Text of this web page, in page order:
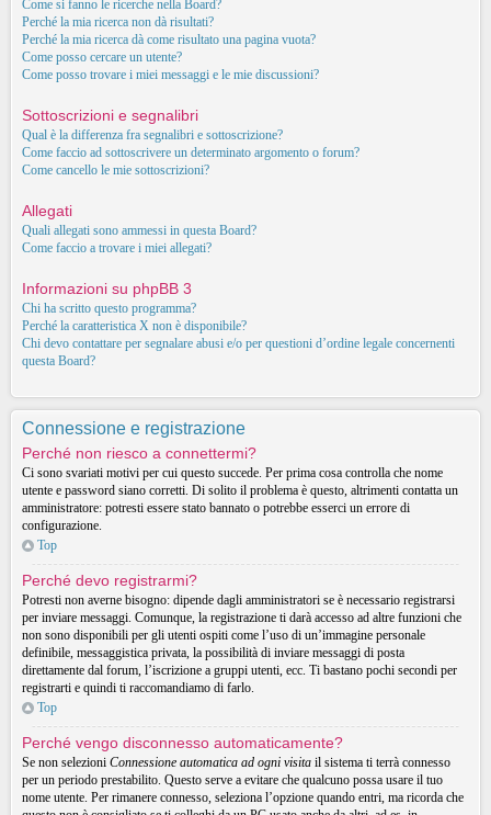
Come si fanno le ricerche nella Board?
Perché la mia ricerca non dà risultati?
Perché la mia ricerca dà come risultato una pagina vuota?
Come posso cercare un utente?
Come posso trovare i miei messaggi e le mie discussioni?
Sottoscrizioni e segnalibri
Qual è la differenza fra segnalibri e sottoscrizione?
Come faccio ad sottoscrivere un determinato argomento o forum?
Come cancello le mie sottoscrizioni?
Allegati
Quali allegati sono ammessi in questa Board?
Come faccio a trovare i miei allegati?
Informazioni su phpBB 3
Chi ha scritto questo programma?
Perché la caratteristica X non è disponibile?
Chi devo contattare per segnalare abusi e/o per questioni d’ordine legale concernenti
questa Board?
Connessione e registrazione
Perché non riesco a connettermi?
Ci sono svariati motivi per cui questo succede. Per prima cosa controlla che nome
utente e password siano corretti. Di solito il problema è questo, altrimenti contatta un
amministratore: potresti essere stato bannato o potrebbe esserci un errore di
configurazione.
Top
Perché devo registrarmi?
Potresti non averne bisogno: dipende dagli amministratori se è necessario registrarsi
per inviare messaggi. Comunque, la registrazione ti darà accesso ad altre funzioni che
non sono disponibili per gli utenti ospiti come l’uso di un’immagine personale
definibile, messaggistica privata, la possibilità di inviare messaggi di posta
direttamente dal forum, l’iscrizione a gruppi utenti, ecc. Ti bastano pochi secondi per
registrarti e quindi ti raccomandiamo di farlo.
Top
Perché vengo disconnesso automaticamente?
Se non selezioni Connessione automatica ad ogni visita il sistema ti terrà connesso
per un periodo prestabilito. Questo serve a evitare che qualcuno possa usare il tuo
nome utente. Per rimanere connesso, seleziona l’opzione quando entri, ma ricorda che